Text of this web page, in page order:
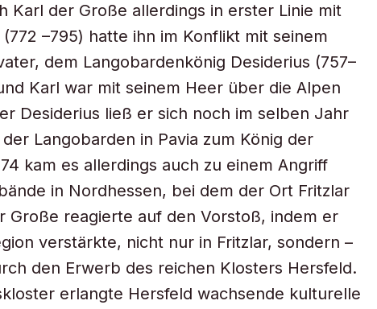
Karl der Große allerdings in erster Linie mit
–795) hatte ihn im Konflikt mit seinem
dem Langobardenkönig Desiderius (757–
Karl war mit seinem Heer über die Alpen
Desiderius ließ er sich noch im selben Jahr
Langobarden in Pavia zum König der
kam es allerdings auch zu einem Angriff
in Nordhessen, bei dem der Ort Fritzlar
Große reagierte auf den Vorstoß, indem er
verstärkte, nicht nur in Fritzlar, sondern –
den Erwerb des reichen Klosters Hersfeld.
erlangte Hersfeld wachsende kulturelle